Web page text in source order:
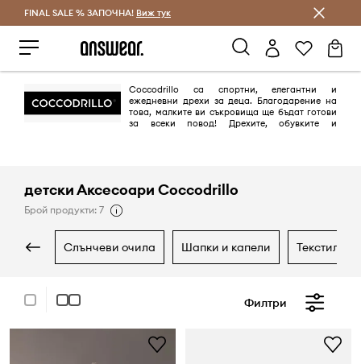
Спестявай с Answear Club
FINAL SALE % ЗАПОЧНА! Виж тук
Coccodrillo са спортни, елегантни и
ежедневни дрехи за деца. Благодарение на
това, малките ви съкровища ще бъдат готови
за всеки повод! Дрехите, обувките и
детски Аксесоари Coccodrillo
Брой продукти: 7
слънчеви очила шапки и капели текстил
Филтри